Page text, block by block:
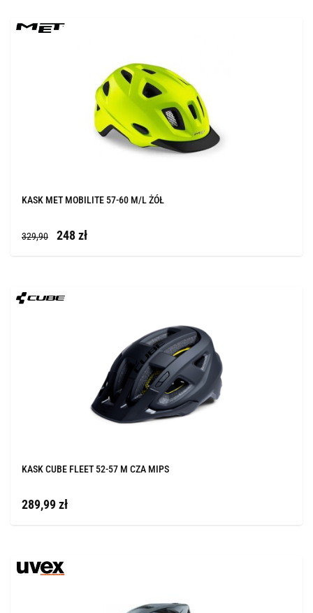
KASK MET MOBILITE 57-60 M/L ŻÓŁ
329,90 248 zł
KASK CUBE FLEET 52-57 M CZA MIPS
289,99 zł